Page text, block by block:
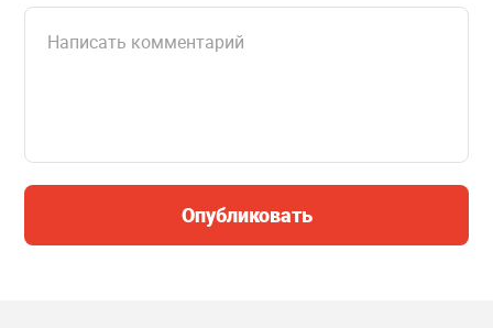
Опубликовать